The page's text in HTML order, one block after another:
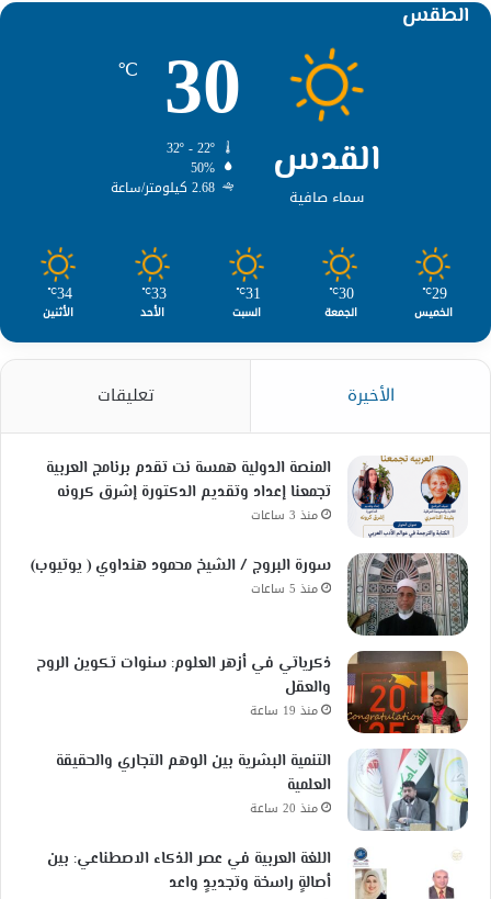
الطقس
القدس
سماء صافية
30
℃
50%
2.68 كيلومتر/ساعة
29
℃
الخميس
30
℃
الجمعة
31
℃
السبت
33
℃
الأحد
34
℃
الأثنين
الأخيرة تعليقات
المنصة الدولية همسة نت تقدم برنامج العربية
تجمعنا إعداد وتقديم الدكتورة إشرق كرونه
منذ 3 ساعات
سورة البروج / الشيخ محمود هنداوي ( يوتيوب)
منذ 5 ساعات
ذكرياتي في أزهر العلوم: سنوات تكوين الروح
والعقل
منذ 19 ساعة
التنمية البشرية بين الوهم التجاري والحقيقة
العلمية
منذ 20 ساعة
اللغة العربية في عصر الذكاء الاصطناعي: بين
أصالةٍ راسخة وتجديدٍ واعد